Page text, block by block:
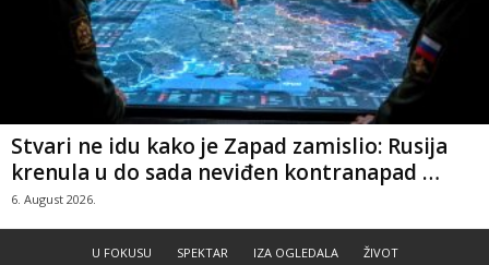
Stvari ne idu kako je Zapad zamislio: Rusija
krenula u do sada neviđen kontranapad …
6. August 2026.
U FOKUSU SPEKTAR IZA OGLEDALA ŽIVOT